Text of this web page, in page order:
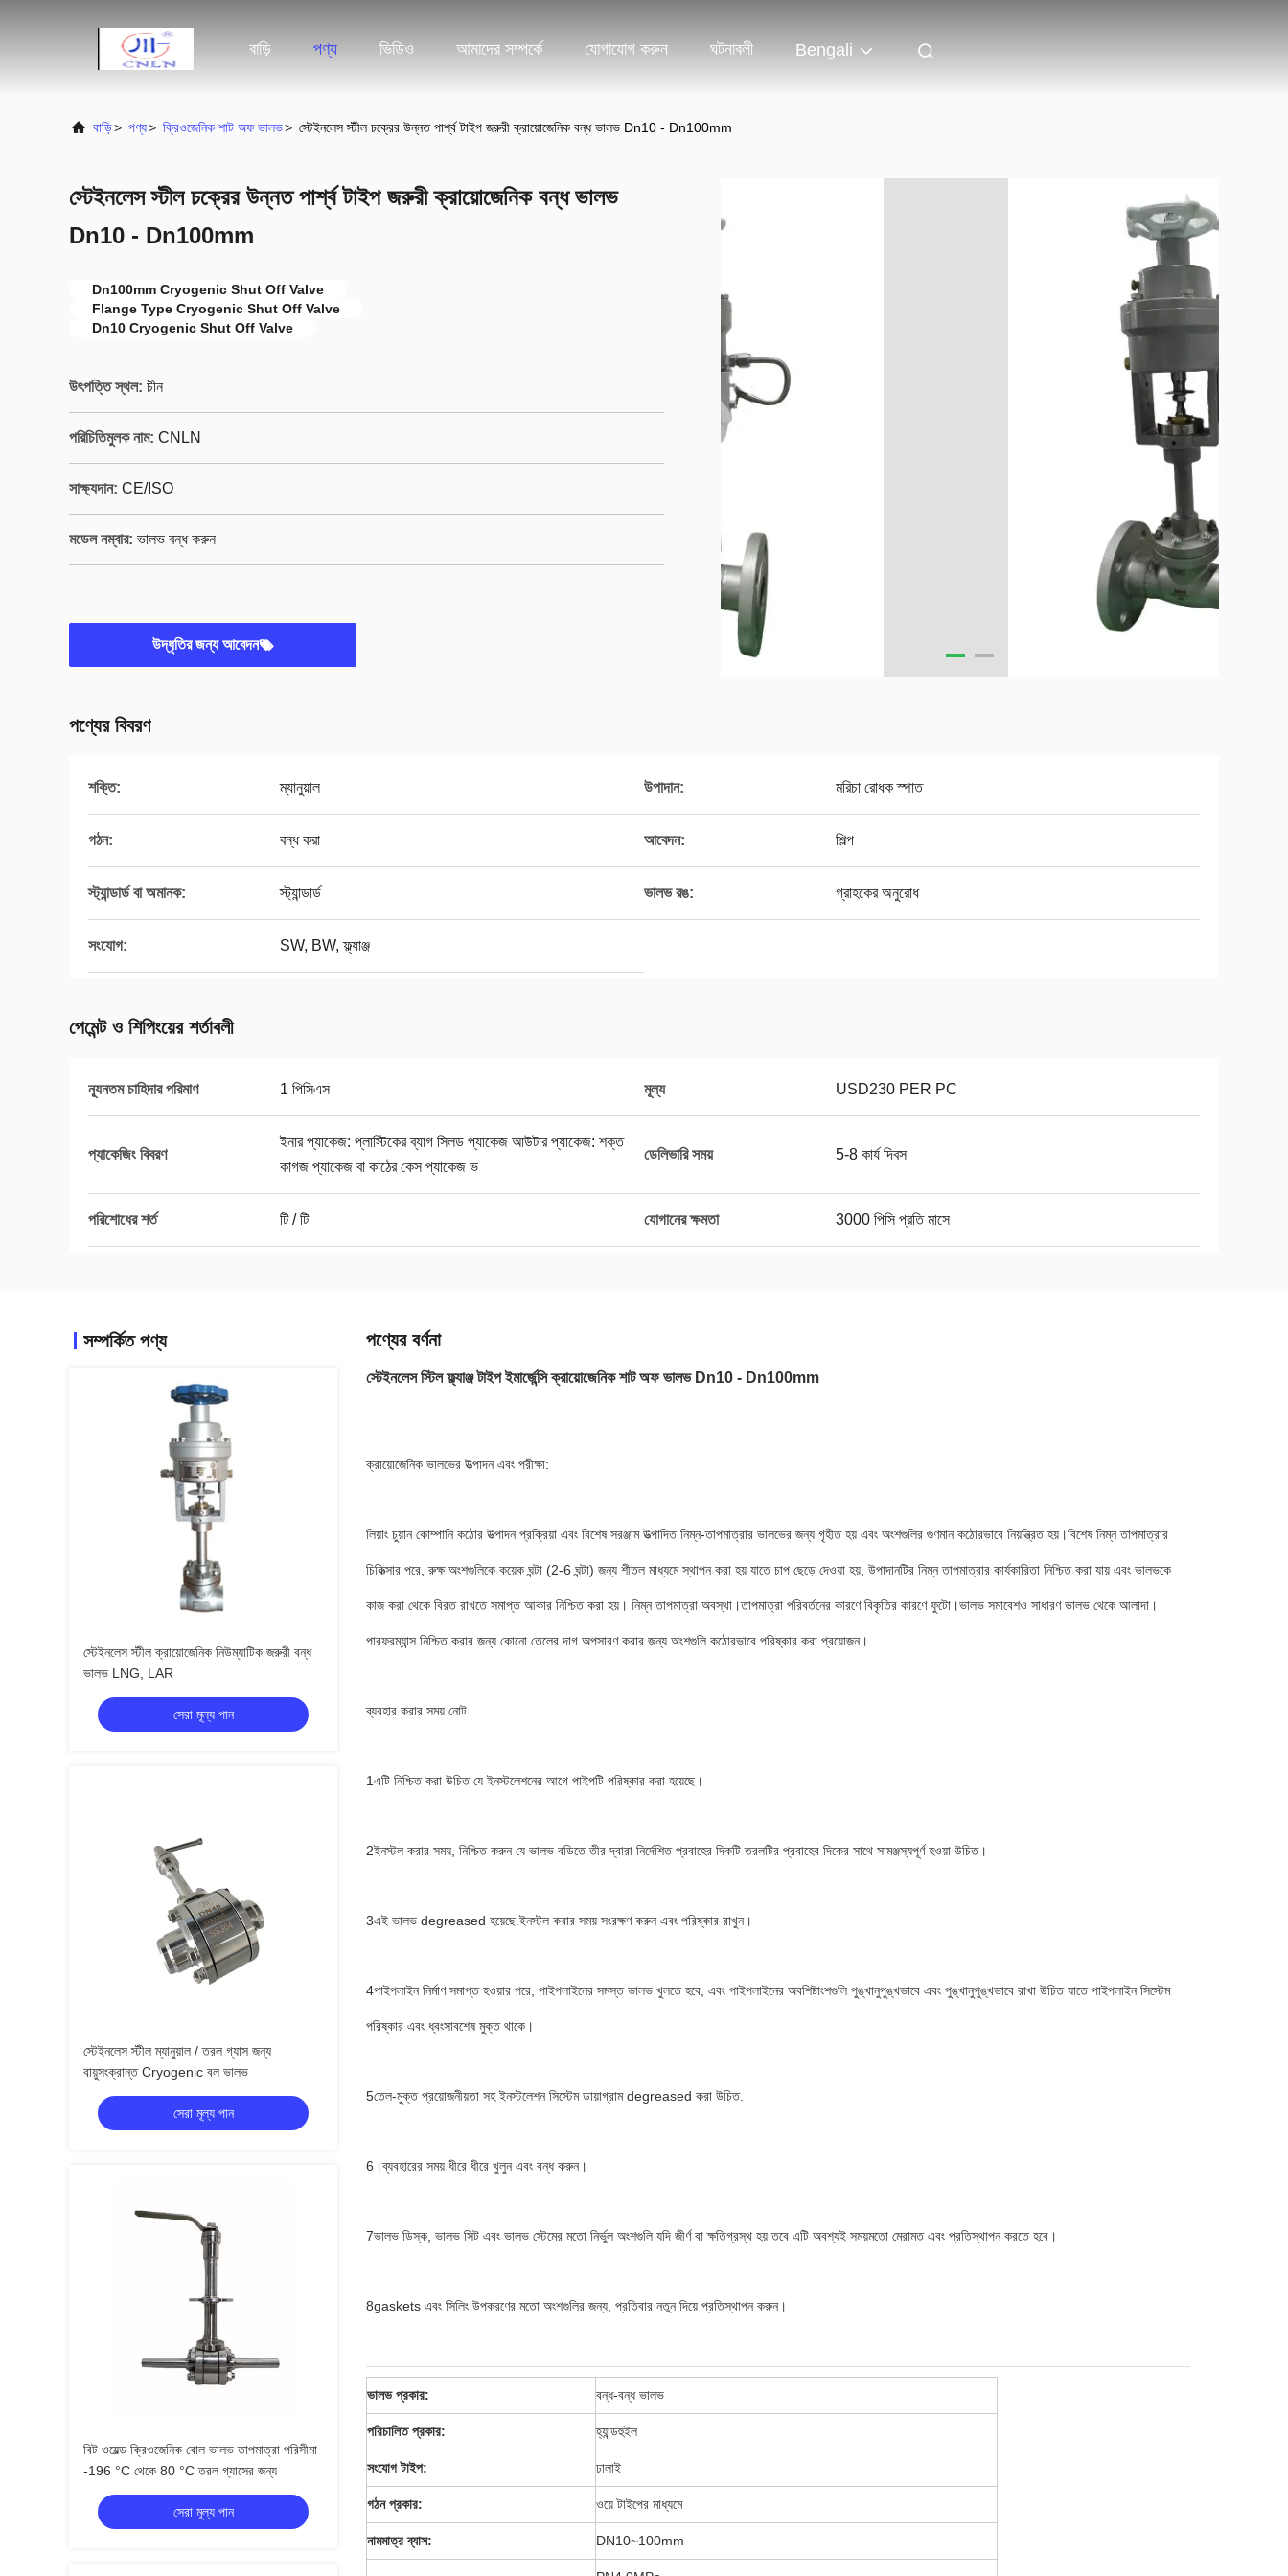
বাড়ি পণ্য ভিডিও আমাদের সম্পর্কে যোগাযোগ করুন ঘটনাবলী Bengali
বাড়ি> পণ্য> ক্রিওজেনিক শাট অফ ভালভ> স্টেইনলেস স্টীল চক্রের উন্নত পার্শ্ব টাইপ জরুরী ক্রায়োজেনিক বন্ধ ভালভ Dn10 - Dn100mm
স্টেইনলেস স্টীল চক্রের উন্নত পার্শ্ব টাইপ জরুরী ক্রায়োজেনিক বন্ধ ভালভ
Dn10 - Dn100mm
Dn100mm Cryogenic Shut Off Valve
Flange Type Cryogenic Shut Off Valve
Dn10 Cryogenic Shut Off Valve
উৎপত্তি স্থল: চীন
পরিচিতিমুলক নাম: CNLN
সাক্ষ্যদান: CE/ISO
মডেল নম্বার: ভালভ বন্ধ করুন
উদ্ধৃতির জন্য আবেদন
পণ্যের বিবরণ
শক্তি: ম্যানুয়াল উপাদান: মরিচা রোধক স্পাত
গঠন: বন্ধ করা আবেদন: শিল্প
স্ট্যান্ডার্ড বা অমানক: স্ট্যান্ডার্ড ভালভ রঙ: গ্রাহকের অনুরোধ
সংযোগ: SW, BW, ফ্ল্যাঞ্জ
পেমেন্ট ও শিপিংয়ের শর্তাবলী
ন্যূনতম চাহিদার পরিমাণ 1 পিসিএস মূল্য USD230 PER PC
প্যাকেজিং বিবরণ
ইনার প্যাকেজ: প্লাস্টিকের ব্যাগ সিলড প্যাকেজ আউটার প্যাকেজ: শক্ত
কাগজ প্যাকেজ বা কাঠের কেস প্যাকেজ ভ
ডেলিভারি সময় 5-8 কার্য দিবস
পরিশোধের শর্ত টি / টি যোগানের ক্ষমতা 3000 পিসি প্রতি মাসে
সম্পর্কিত পণ্য
স্টেইনলেস স্টীল ক্রায়োজেনিক নিউম্যাটিক জরুরী বন্ধ
ভালভ LNG, LAR
সেরা মূল্য পান
স্টেইনলেস স্টীল ম্যানুয়াল / তরল গ্যাস জন্য
বায়ুসংক্রান্ত Cryogenic বল ভালভ
সেরা মূল্য পান
বিট ওয়েল্ড ক্রিওজেনিক বোল ভালভ তাপমাত্রা পরিসীমা
-196 °C থেকে 80 °C তরল গ্যাসের জন্য
সেরা মূল্য পান
পণ্যের বর্ণনা
স্টেইনলেস স্টিল ফ্ল্যাঞ্জ টাইপ ইমার্জেন্সি ক্রায়োজেনিক শাট অফ ভালভ Dn10 - Dn100mm
ক্রায়োজেনিক ভালভের উত্পাদন এবং পরীক্ষা:
লিয়াং চুয়ান কোম্পানি কঠোর উত্পাদন প্রক্রিয়া এবং বিশেষ সরঞ্জাম উত্পাদিত নিম্ন-তাপমাত্রার ভালভের জন্য গৃহীত হয় এবং অংশগুলির গুণমান কঠোরভাবে নিয়ন্ত্রিত হয়।বিশেষ নিম্ন তাপমাত্রার
চিকিত্সার পরে, রুক্ষ অংশগুলিকে কয়েক ঘন্টা (2-6 ঘন্টা) জন্য শীতল মাধ্যমে স্থাপন করা হয় যাতে চাপ ছেড়ে দেওয়া হয়, উপাদানটির নিম্ন তাপমাত্রার কার্যকারিতা নিশ্চিত করা যায় এবং ভালভকে
কাজ করা থেকে বিরত রাখতে সমাপ্ত আকার নিশ্চিত করা হয়। নিম্ন তাপমাত্রা অবস্থা।তাপমাত্রা পরিবর্তনের কারণে বিকৃতির কারণে ফুটো।ভালভ সমাবেশও সাধারণ ভালভ থেকে আলাদা।
পারফরম্যান্স নিশ্চিত করার জন্য কোনো তেলের দাগ অপসারণ করার জন্য অংশগুলি কঠোরভাবে পরিষ্কার করা প্রয়োজন।
ব্যবহার করার সময় নোট
1এটি নিশ্চিত করা উচিত যে ইনস্টলেশনের আগে পাইপটি পরিষ্কার করা হয়েছে।
2ইনস্টল করার সময়, নিশ্চিত করুন যে ভালভ বডিতে তীর দ্বারা নির্দেশিত প্রবাহের দিকটি তরলটির প্রবাহের দিকের সাথে সামঞ্জস্যপূর্ণ হওয়া উচিত।
3এই ভালভ degreased হয়েছে.ইনস্টল করার সময় সংরক্ষণ করুন এবং পরিষ্কার রাখুন।
4পাইপলাইন নির্মাণ সমাপ্ত হওয়ার পরে, পাইপলাইনের সমস্ত ভালভ খুলতে হবে, এবং পাইপলাইনের অবশিষ্টাংশগুলি পুঙ্খানুপুঙ্খভাবে এবং পুঙ্খানুপুঙ্খভাবে রাখা উচিত যাতে পাইপলাইন সিস্টেম
পরিষ্কার এবং ধ্বংসাবশেষ মুক্ত থাকে।
5তেল-মুক্ত প্রয়োজনীয়তা সহ ইনস্টলেশন সিস্টেম ডায়াগ্রাম degreased করা উচিত.
6।ব্যবহারের সময় ধীরে ধীরে খুলুন এবং বন্ধ করুন।
7ভালভ ডিস্ক, ভালভ সিট এবং ভালভ স্টেমের মতো নির্ভুল অংশগুলি যদি জীর্ণ বা ক্ষতিগ্রস্থ হয় তবে এটি অবশ্যই সময়মতো মেরামত এবং প্রতিস্থাপন করতে হবে।
8gaskets এবং সিলিং উপকরণের মতো অংশগুলির জন্য, প্রতিবার নতুন দিয়ে প্রতিস্থাপন করুন।
ভালভ প্রকার: বন্ধ-বন্ধ ভালভ
পরিচালিত প্রকার: হ্যান্ডহুইল
সংযোগ টাইপ: ঢালাই
গঠন প্রকার: ওয়ে টাইপের মাধ্যমে
নামমাত্র ব্যাস: DN10~100mm